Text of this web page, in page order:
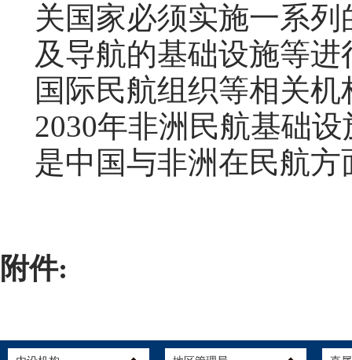
关国家必须实施一系
及导航的基础设施等
国际民航组织等相关
2030年非洲民航基础
是中国与非洲在民航
附件: